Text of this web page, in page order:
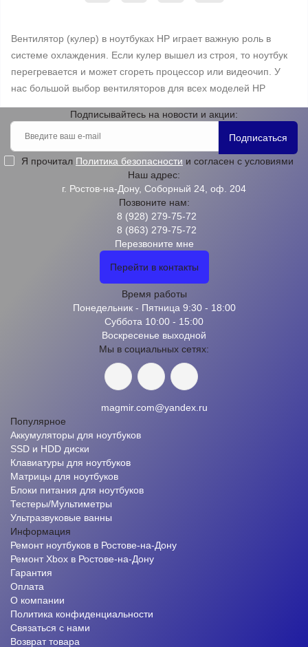
Вентилятор (кулер) в ноутбуках HP играет важную роль в
системе охлаждения. Если кулер вышел из строя, то ноутбук
перегревается и может сгореть процессор или видеочип. У
нас большой выбор вентиляторов для всех моделей HP
Подписывайтесь на новости и акции:
Подписаться
Я прочитал Политика безопасности и согласен с условиями
Наш адрес:
г. Ростов-на-Дону, Соборный 24, оф. 204
Позвоните нам:
8 (928) 279-75-72
8 (863) 279-75-72
Перезвоните мне
Перейти в контакты
Время работы
Понедельник - Пятница 9:30 - 18:00
Суббота 10:00 - 15:00
Воскресенье выходной
Мы в социальных сетях:
magmir.com@yandex.ru
Популярное
Аккумуляторы для ноутбуков
SSD и HDD диски
Клавиатуры для ноутбуков
Матрицы для ноутбуков
Блоки питания для ноутбуков
Тестеры/Мультиметры
Ультразвуковые ванны
Информация
Ремонт ноутбуков в Ростове-на-Дону
Ремонт Xbox в Ростове-на-Дону
Гарантия
Оплата
О компании
Политика конфиденциальности
Связаться с нами
Возврат товара